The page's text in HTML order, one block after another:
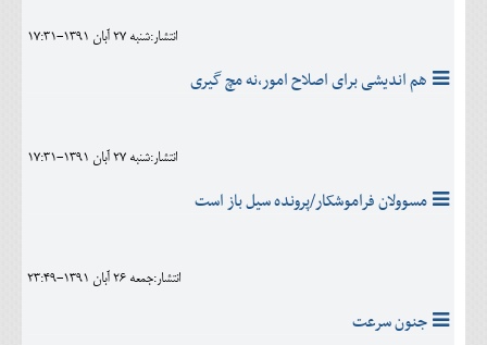
انتشار:شنبه 27 آبان 1391-17:31
هم اندیشی برای اصلاح امور،نه مچ گیری
انتشار:شنبه 27 آبان 1391-17:31
مسوولان فراموشکار/پرونده سیل باز است
انتشار:جمعه 26 آبان 1391-23:49
جنون سرعت